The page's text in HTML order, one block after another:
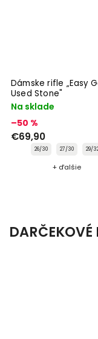
Dámske rifle „Easy
Used Stone"
Na sklade
–50 %
€69,90
26/30 27/30 29/
+ ďalšie
DARČEKOVÉ